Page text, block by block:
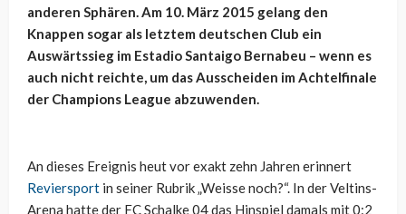
anderen Sphären. Am 10. März 2015 gelang den
Knappen sogar als letztem deutschen Club ein
Auswärtssieg im Estadio Santaigo Bernabeu – wenn es
auch nicht reichte, um das Ausscheiden im Achtelfinale
der Champions League abzuwenden.
An dieses Ereignis heut vor exakt zehn Jahren erinnert
Reviersport in seiner Rubrik „Weisse noch?“. In der Veltins-
Arena hatte der FC Schalke 04 das Hinspiel damals mit 0:2